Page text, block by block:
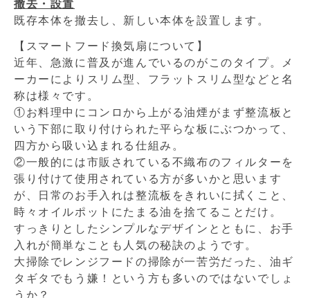
撤去・設置
既存本体を撤去し、新しい本体を設置します。
【スマートフード換気扇について】
近年、急激に普及が進んでいるのがこのタイプ。メ
ーカーによりスリム型、フラットスリム型などと名
称は様々です。
①お料理中にコンロから上がる油煙がまず整流板と
いう下部に取り付けられた平らな板にぶつかって、
四方から吸い込まれる仕組み。
②一般的には市販されている不織布のフィルターを
張り付けて使用されている方が多いかと思います
が、日常のお手入れは整流板をきれいに拭くこと、
時々オイルポットにたまる油を捨てることだけ。
すっきりとしたシンプルなデザインとともに、お手
入れが簡単なことも人気の秘訣のようです。
大掃除でレンジフードの掃除が一苦労だった、油ギ
タギタでもう嫌！という方も多いのではないでしょ
うか？